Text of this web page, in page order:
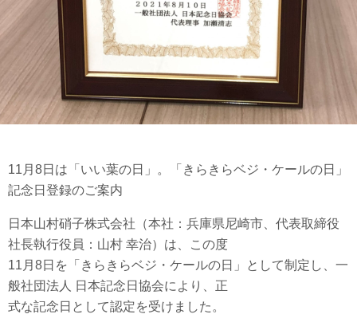
11月8日は「いい葉の日」。「きらきらベジ・ケールの日」
記念日登録のご案内
日本山村硝子株式会社（本社：兵庫県尼崎市、代表取締役
社長執行役員：山村 幸治）は、この度
11月8日を「きらきらベジ・ケールの日」として制定し、一
般社団法人 日本記念日協会により、正
式な記念日として認定を受けました。